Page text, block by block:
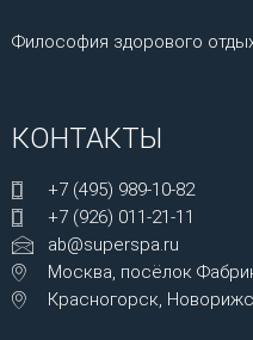
Философия здорового
КОНТАКТЫ
+7 (495) 989-10-82
+7 (926) 011-21-11
ab@superspa.ru
Москва, посёлок
Красногорск,